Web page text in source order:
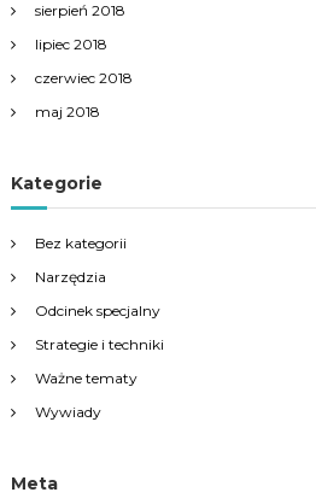
sierpień 2018
lipiec 2018
czerwiec 2018
maj 2018
Kategorie
Bez kategorii
Narzędzia
Odcinek specjalny
Strategie i techniki
Ważne tematy
Wywiady
Meta